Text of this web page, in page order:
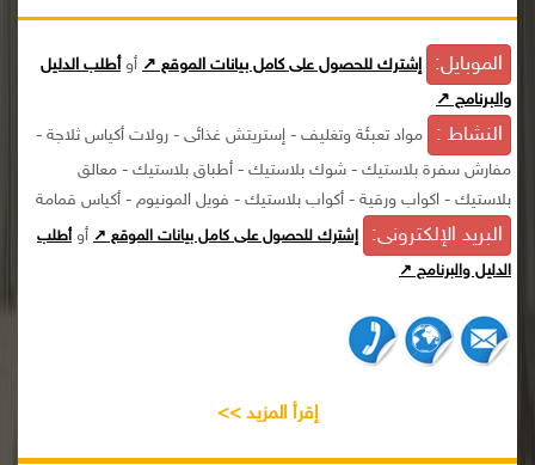
الموبايل: إشترك للحصول على كامل بيانات الموقع ↗ أوأطلب الدليل
والبرنامج ↗
النشاط :
مواد تعبئة وتغليف - إستريتش غذائى - رولات أكياس ثلاجة -
مفارش سفرة بلاستيك - شوك بلاستيك - أطباق بلاستيك - معالق
بلاستيك - اكواب ورقية - أكواب بلاستيك - فويل المونيوم - أكياس قمامة
البريد الإلكترونى: إشترك للحصول على كامل بيانات الموقع ↗ أوأطلب
الدليل والبرنامج ↗
إقرأ المزيد >>